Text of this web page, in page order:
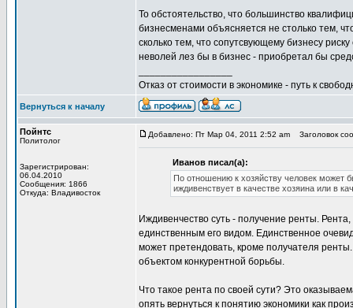
То обстоятельство, что большинство
бизнесменами объясняется не столько тем,
сколько тем, что сопутсвующему бизнесу
неволей лез бы в бизнес - приобретал бы
Отказ от стоимости в экономике - путь к
Вернуться к началу
Пойнтс
Политолог
Зарегистрирован:
06.04.2010
Сообщения: 1866
Откуда: Владивосток
Добавлено: Пт Мар 04, 2011 2:52 am Заголовок
Иванов писал(а):
По отношению к хозяйству человек может
иждивенствует в качестве хозяина или в
Иждивенчество суть - получение ренты.
единственным его видом. Единственное
может претендовать, кроме получателя
объектом конкурентной борьбы.
Что такое рента по своей сути? Это
опять вернуться к понятию экономики как